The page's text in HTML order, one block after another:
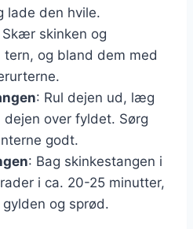
lade den hvile.
Skær skinken og
tern, og bland dem med
: Rul dejen ud, læg
over fyldet. Sørg
godt.
: Bag skinkestangen i
i ca. 20-25 minutter,
og sprød.